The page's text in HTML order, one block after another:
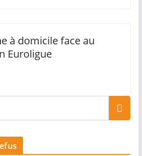
à domicile face au
Euroligue